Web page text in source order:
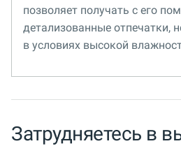
позволяет получать с его
детализованные отпечатки,
в условиях высокой
Затрудняетесь в